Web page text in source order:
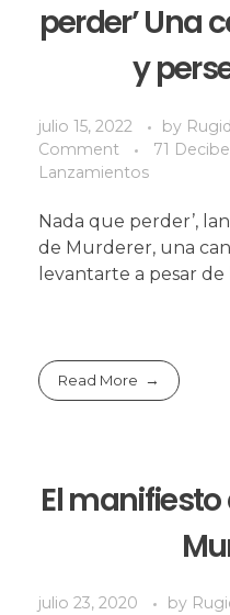
perder’ Una
y
julio 15, 2022 by
Comment
71
Lanzamientos
Nada que perder’,
de Murderer, una
levantarte a pesar
Read More
El
julio 23, 2020 by